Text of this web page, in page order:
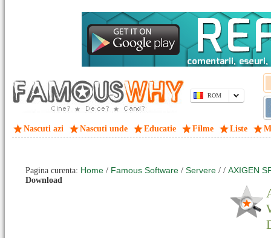
ROM
Nascuti azi Nascuti unde Educatie Filme Liste
Pagina curenta: Home / Famous Software / Servere / / AXIGEN
Download